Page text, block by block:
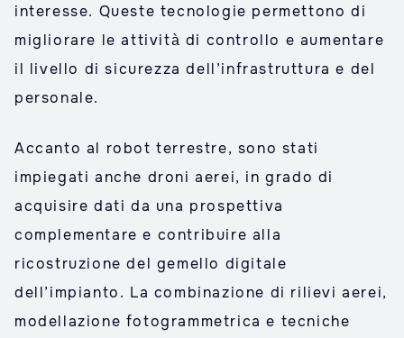
interesse. Queste tecnologie permettono di
migliorare le attività di controllo e aumentare
il livello di sicurezza dell’infrastruttura e del
personale.
Accanto al robot terrestre, sono stati
impiegati anche droni aerei, in grado di
acquisire dati da una prospettiva
complementare e contribuire alla
ricostruzione del gemello digitale
dell’impianto. La combinazione di rilievi aerei,
modellazione fotogrammetrica e tecniche